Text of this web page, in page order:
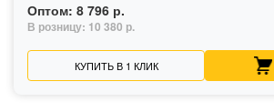
Оптом: 8 796 р.
В розницу: 10 380 р.
КУПИТЬ В 1 КЛИК